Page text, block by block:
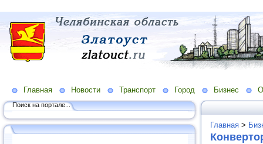
Главная Новости Транспорт Город Бизнес
Поиск на портале...
Главная >